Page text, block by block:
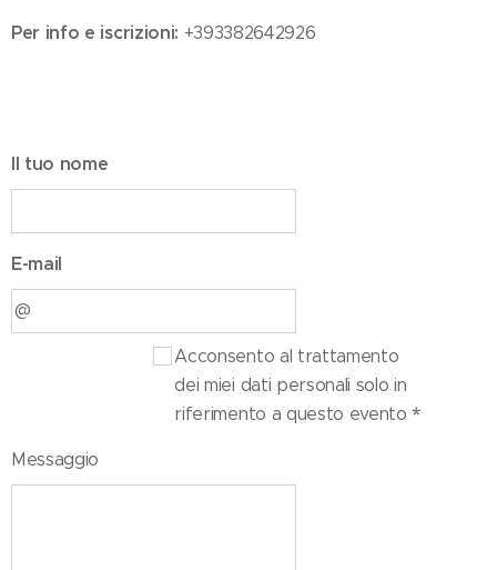
Per info e iscrizioni: +393382642926
Il tuo nome
E-mail
Acconsento al trattamento
dei miei dati personali solo in
riferimento a questo evento
Messaggio